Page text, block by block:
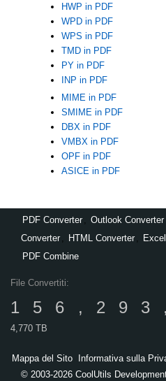
HWP in PDF
WPD in PDF
WPS in PDF
TMD in PDF
PY in PDF
INP in PDF
MIME in PDF
SMIME in PDF
DBX in PDF
VMBX in PDF
OPF in PDF
ASICE in PDF
PDF Converter Outlook Converter
Converter
HTML Converter
PDF Combine
File Convertiti:
4,770 TB
Mappa del Sito Informativa sulla
© 2003-2026 CoolUtils